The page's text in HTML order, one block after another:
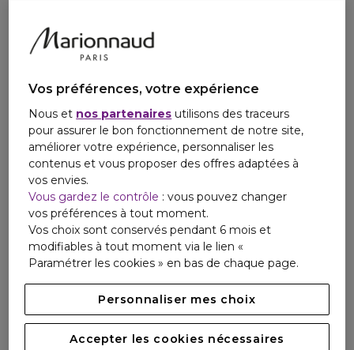
Vos préférences, votre expérience
Nous et nos partenaires utilisons des traceurs
pour assurer le bon fonctionnement de notre site,
améliorer votre expérience, personnaliser les
contenus et vous proposer des offres adaptées à
vos envies.
Vous gardez le contrôle : vous pouvez changer
vos préférences à tout moment.
Vos choix sont conservés pendant 6 mois et
modifiables à tout moment via le lien «
Paramétrer les cookies » en bas de chaque page.
Personnaliser mes choix
Accepter les cookies nécessaires